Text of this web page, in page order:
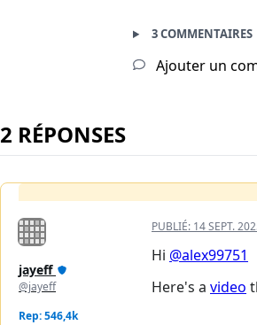
3 COMMENTAIRES
Ajouter un
2 RÉPONSES
jayeff
@jayeff
Rep: 546,4k
PUBLIÉ: 14 SEPT.
Hi @alex99751
Here's a video